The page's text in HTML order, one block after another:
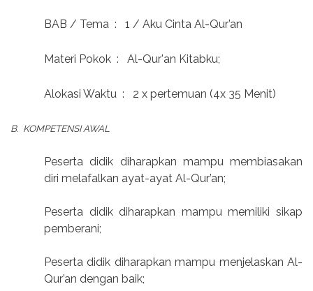
BAB / Tema : 1 / Aku Cinta Al-Qur’an
Materi Pokok : Al-Qur'an Kitabku;
Alokasi Waktu : 2 x pertemuan (4x 35 Menit)
B. KOMPETENSI AWAL
Peserta didik diharapkan mampu membiasakan
diri melafalkan ayat-ayat Al-Qur’an;
Peserta didik diharapkan mampu memiliki sikap
pemberani;
Peserta didik diharapkan mampu menjelaskan Al-
Qur’an dengan baik;